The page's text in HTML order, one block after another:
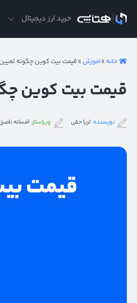
خرید ارز دیجیتال
خانه »آموزش » قیمت بیت کوین چگونه
قیمت بیت کوین
نویسنده:ثریا حقی ویراستار: افسانه